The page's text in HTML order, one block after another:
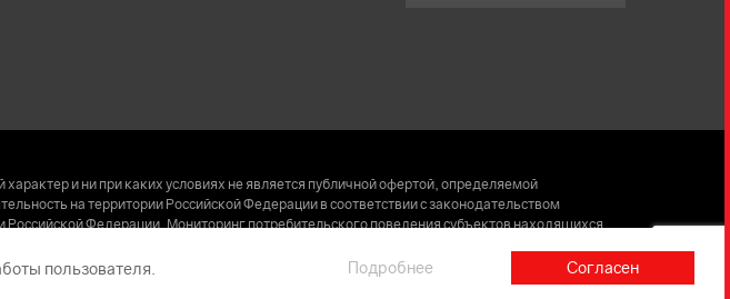
и ни при каких условиях не является публичной офертой, определяемой
на территории Российской Федерации в соответствии с законодательством
Федерации. Мониторинг потребительского поведения субъектов находящихся
пользователя. Подробнее Согласен